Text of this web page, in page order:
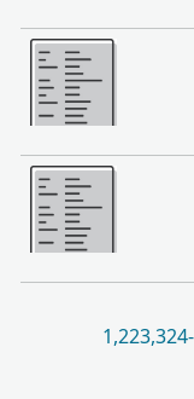
Нэмэх
Нэмэх